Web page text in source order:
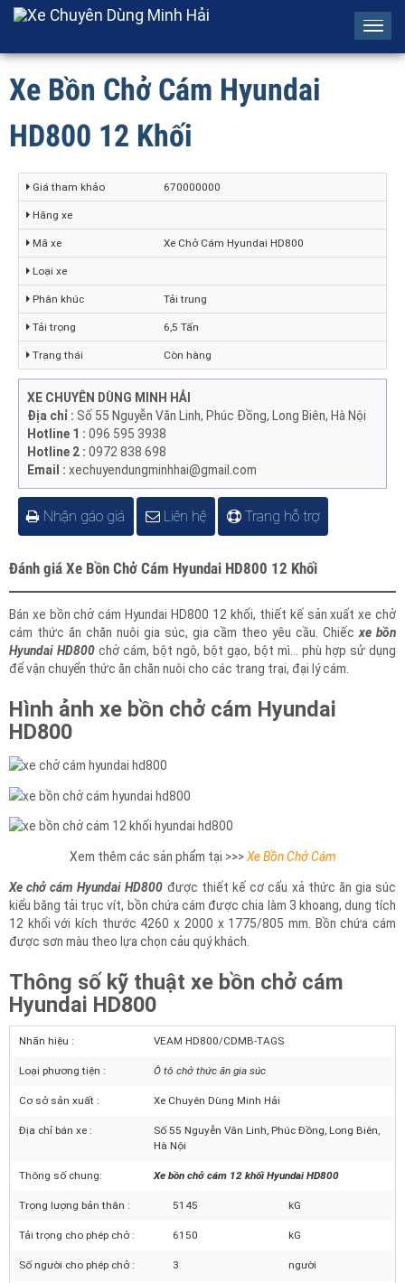
Xe Bồn Chở Cám Hyundai
HD800 12 Khối
Giá tham khảo 670000000
Hãng xe
Mã xe Xe Chở Cám Hyundai HD800
Loại xe
Phân khúc Tải trung
Tải trọng 6,5 Tấn
Trạng thái Còn hàng
XE CHUYÊN DÙNG MINH HẢI
Địa chỉ : Số 55 Nguyễn Văn Linh, Phúc Đồng, Long Biên, Hà Nội
Hotline 1 : 096 595 3938
Hotline 2 : 0972 838 698
Email : xechuyendungminhhai@gmail.com
Nhận gáo giá Liên hệ Trang hỗ trợ
Đánh giá Xe Bồn Chở Cám Hyundai HD800 12 Khối
Bán xe bồn chở cám Hyundai HD800 12 khối, thiết kế sản xuất xe chở
cám thức ăn chăn nuôi gia súc, gia cầm theo yêu cầu. Chiếc xe bồn
Hyundai HD800chở cám, bột ngô, bột gạo, bột mì… phù hợp sử dụng
Hình ảnh xe bồn chở cám Hyundai
HD800
Xe chở cám Hyundai HD800được thiết kế cơ cấu xả thức ăn gia súc
kiểu băng tải trục vít, bồn chứa cám được chia làm 3 khoang, dung tích
12 khối với kích thước 4260 x 2000 x 1775/805 mm. Bồn chứa cám
Thông số kỹ thuật xe bồn chở cám
Hyundai HD800
Cơ sở sản xuất : Xe Chuyên Dùng Minh Hải
Số 55 Nguyễn Văn Linh, Phúc Đồng, Long Biên,
Hà Nội
Thông số chung: Xe bồn chở cám 12 khối Hyundai HD800
Trọng lượng bản thân : 5145 kG
Tải trọng cho phép chở : 6150 kG